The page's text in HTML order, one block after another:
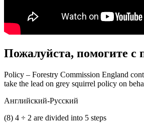
Пожалуйста, помогите c
Policy – Forestry Commission England
take the lead on grey squirrel policy on
Английский-Русский
(8) 4 ÷ 2 are divided into 5 steps